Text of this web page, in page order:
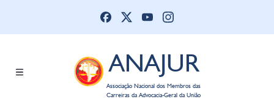
ANAJUR
Associação Nacional dos Membros das
Carreiras da Advocacia-Geral da União